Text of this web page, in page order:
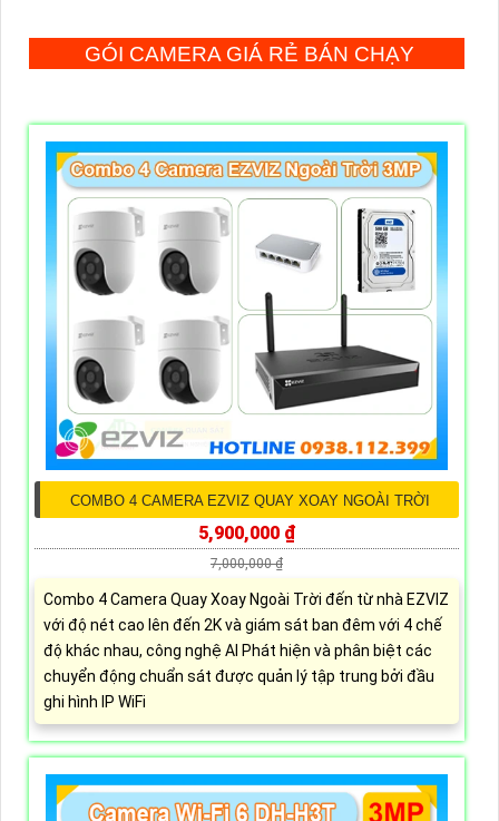
GÓI CAMERA GIÁ RẺ BÁN CHẠY
COMBO 4 CAMERA EZVIZ QUAY XOAY NGOÀI TRỜI
5,900,000 ₫
7,000,000 ₫
Combo 4 Camera Quay Xoay Ngoài Trời đến từ nhà EZVIZ
với độ nét cao lên đến 2K và giám sát ban đêm với 4 chế
độ khác nhau, công nghệ AI Phát hiện và phân biệt các
chuyển động chuẩn sát được quản lý tập trung bởi đầu
ghi hình IP WiFi